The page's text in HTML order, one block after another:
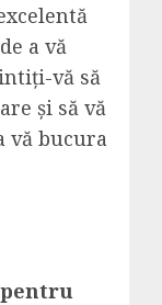
a vă
vă să
și să vă
vă bucura